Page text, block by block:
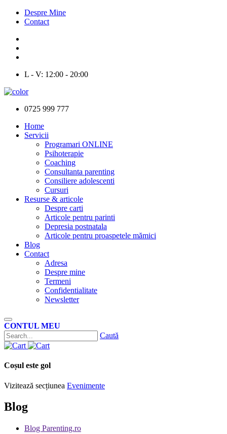
Despre Mine
Contact
L - V: 12:00 - 20:00
0725 999 777
Home
Servicii
Programari ONLINE
Psihoterapie
Coaching
Consultanta parenting
Consiliere adolescenti
Cursuri
Resurse & articole
Despre carti
Articole pentru parinti
Depresia postnatala
Articole pentru proaspetele mămici
Blog
Contact
Adresa
Despre mine
Termeni
Confidentialitate
Newsletter
CONTUL MEU
Caută
Coșul este gol
Vizitează secțiunea Evenimente
Blog
Blog Parenting.ro